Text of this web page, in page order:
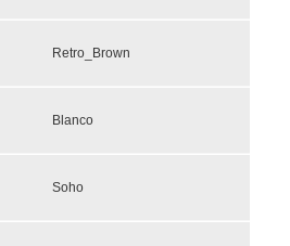
Retro_Brown
Blanco
Soho